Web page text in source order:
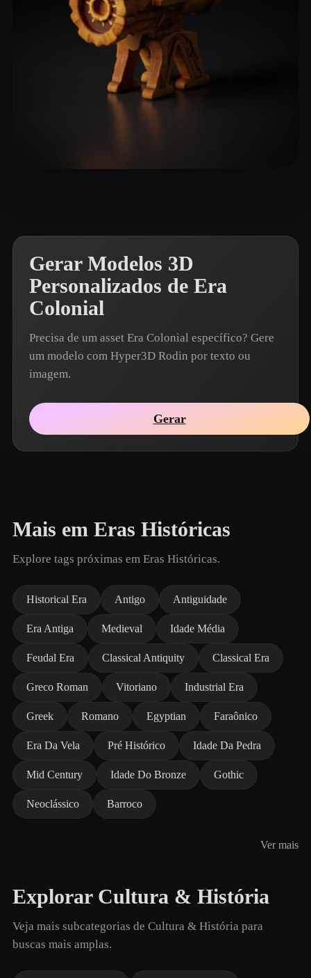
Gerar Modelos 3D
Personalizados de Era
Colonial
Precisa de um asset Era Colonial específico? Gere
um modelo com Hyper3D Rodin por texto ou
imagem.
Gerar
Mais em Eras Históricas
Explore tags próximas em Eras Históricas.
Historical Era Antigo Antiguidade
Era Antiga Medieval Idade Média
Feudal Era Classical Antiquity Classical Era
Greco Roman Vitoriano Industrial Era
Greek Romano Egyptian Faraônico
Era Da Vela Pré Histórico Idade Da Pedra
Mid Century Idade Do Bronze Gothic
Neoclássico Barroco
Ver mais
Explorar Cultura & História
Veja mais subcategorias de Cultura & História para
buscas mais amplas.